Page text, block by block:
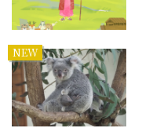
NEW